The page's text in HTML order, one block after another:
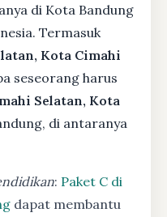
di Kota Bandung
Termasuk
Kota Cimahi
seseorang harus
Selatan, Kota
di antaranya
: Paket C di
dapat membantu